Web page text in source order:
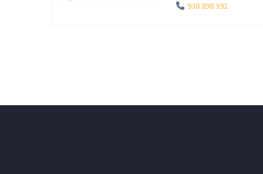
938 898 392